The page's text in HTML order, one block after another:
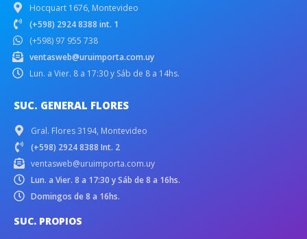
Hocquart 1676, Montevideo
(+598) 2924 8388 int. 1
(+598) 97 955 738
ventasweb@uruimporta.com.uy
Lun. a Vier. 8 a 17:30 y Sáb de 8 a 14hs.
SUC. GENERAL FLORES
Gral. Flores 3194, Montevideo
(+598) 2924 8388 Int. 2
ventasweb@uruimporta.com.uy
Lun. a Vier. 8 a 17:30 y Sáb de 8 a 16hs.
Domingos de 8 a 16hs.
SUC. PROPIOS